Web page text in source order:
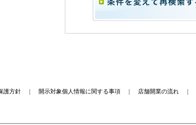
護方針 開示対象個人情報に関する事項 店舗開業の流れ